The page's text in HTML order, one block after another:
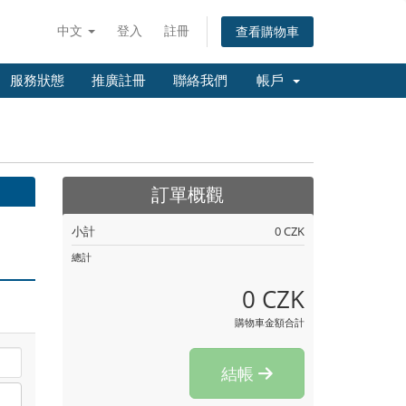
中文 登入 註冊 查看購物車
服務狀態 推廣註冊 聯絡我們 帳戶
訂單概觀
小計 0 CZK
總計
0 CZK
購物車金額合計
結帳